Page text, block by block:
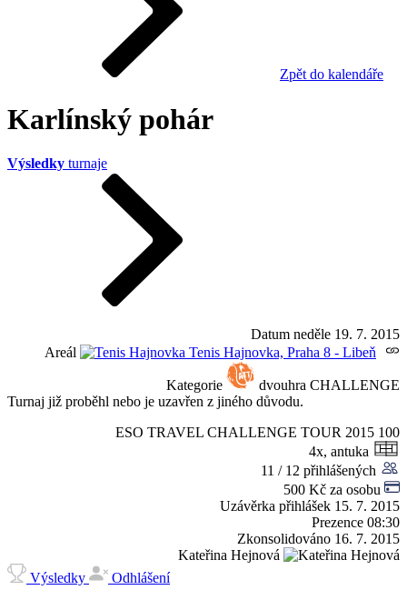
Zpět do kalendáře
Karlínský pohár
Výsledky turnaje
Datum neděle 19. 7. 2015
Areál
Tenis Hajnovka, Praha 8 - Libeň
Kategorie
dvouhra CHALLENGE
Turnaj již proběhl nebo je uzavřen z jiného důvodu.
ESO TRAVEL CHALLENGE TOUR 2015 100
4x, antuka
11 / 12 přihlášených
500 Kč za osobu
Uzávěrka přihlášek 15. 7. 2015
Prezence 08:30
Zkonsolidováno 16. 7. 2015
Kateřina Hejnová
Výsledky
Odhlášení